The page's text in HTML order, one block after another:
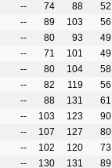
-- 74 88 52
-- 89 103 56
-- 80 93 49
-- 71 101 49
-- 80 104 58
-- 82 119 56
-- 88 131 61
-- 103 123 90
-- 107 127 80
-- 102 120 73
-- 130 131 89